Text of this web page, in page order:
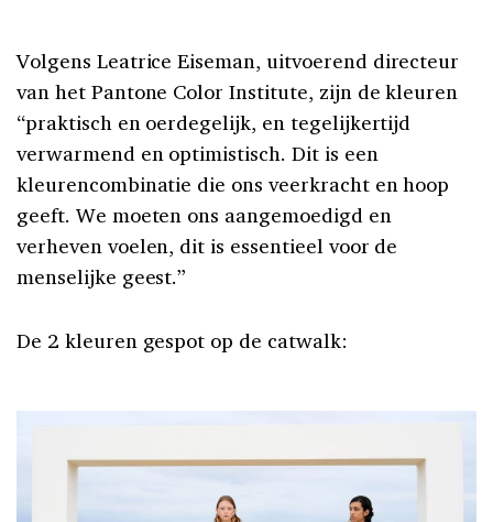
Volgens Leatrice Eiseman, uitvoerend directeur
van het Pantone Color Institute, zijn de kleuren
“praktisch en oerdegelijk, en tegelijkertijd
verwarmend en optimistisch. Dit is een
kleurencombinatie die ons veerkracht en hoop
geeft. We moeten ons aangemoedigd en
verheven voelen, dit is essentieel voor de
menselijke geest.”
De 2 kleuren gespot op de catwalk: